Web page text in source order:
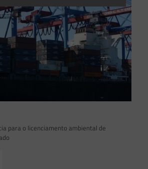
para o licenciamento ambiental de